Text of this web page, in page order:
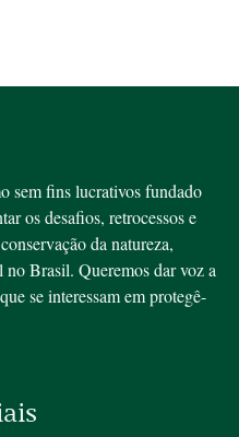
sem fins lucrativos fundado
os desafios, retrocessos e
da natureza,
Brasil. Queremos dar voz a
se interessam em protegê-